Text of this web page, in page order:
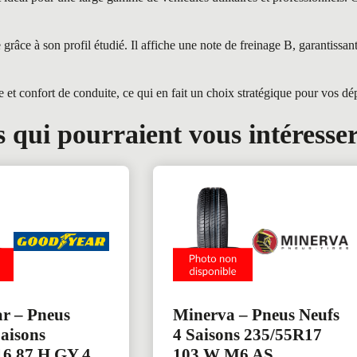
à son profil étudié. Il affiche une note de freinage B,
confort de conduite, ce qui en fait un choix stratégique pour vos
qui pourraient vous
– Pneus
Minerva – Pneus Neufs
4 Saisons 235/55R17